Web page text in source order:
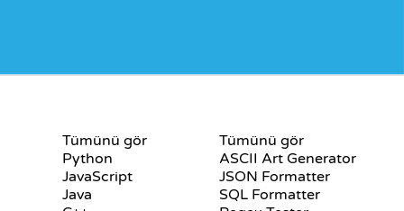
Tümünü gör
Python
JavaScript
Java
Tümünü gör
ASCII Art Generator
JSON Formatter
SQL Formatter